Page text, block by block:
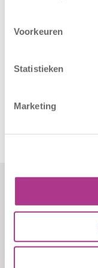
Voorkeuren
Statistieken
Marketing
Formulieren